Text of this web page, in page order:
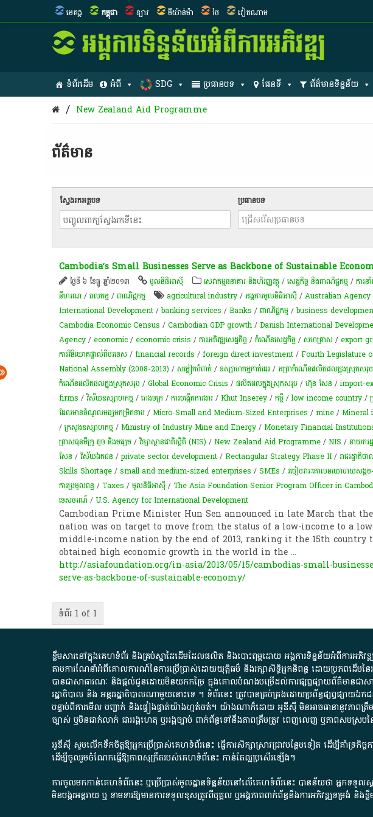
មេគង្គ កម្ពុជា ឡាវ មីយ៉ាន់ម៉ា ថៃ វៀតណាម
ទំព័រដើម អំពី SDG ប្រធានបទ ផែនទី ព័ត៌មានទិន្នន័យ
/ New Zealand Aid Programme
ព័ត៌មាន​
ស្វែងរកអត្ថបទ ប្រធានបទ
Cambodia’s Small Businesses Serve as Backbone of Sustainable
ថ្ងៃទី ៦ ខែធ្នូ ឆ្នាំ២០១៣ មូល​និ​ធិ​អាស៊ី​ សេវាកម្មធនាគារ និងហិរញ្ញវត្ថុ/សេដ្ឋកិច្ច និងពាណិជ្ជកម្ម/ការ
នីហរណ /ពល​កម្ម/ពាណិជ្ជកម្ម agricultural industry/អង្គការ​មូលនិធិ​អាស៊ី/Australian
International Development/banking services /Banks /ពាណិជ្ជកម្ម/business
Cambodia Economic Census /Cambodian GDP growth/Danish International
Agency/ economic/ economic crisis /ការ​អភិវឌ្ឍ​សេដ្ឋកិច្ច/កំណើន​សេដ្ឋកិច្ច/សហគ្រាស/ export
ការវិនិយោគផ្ទាល់ពីបរទេស/financial records /foreign direct investment/Fourth Legislature
National Assembly (2008-2013) /សម្លៀកបំពាក់/ឧស្សាហកម្មកាត់ដេរ/អត្រា​កំណើន​ផលិតផល​ក្នុង​ស្រុក​សរុ
កំណើនផលិតផលក្នុងស្រុកសរុប/Global Economic Crisis /ផលិតផលក្នុងស្រុកសរុប/ហ៊ុន សែន /import-
firms /វិស័យឧស្សាហកម្ម/​រោងចក្រ/ការបង្កើតការងារ/Khut Inserey/កម្ចី​/low income country/
ដែលមានចំណូលមធ្យមកម្រិតទាប/Micro-Small and Medium-Sized Enterprises /mine/Mineral
/ក្រសួងឧស្សាហកម្ម/Ministry of Industry Mine and Energy/Monetary Financial
គ្រាស​ធុន​មីក្រូ​ តូច​ និង​មធ្យម​/វិទ្យាស្ថានជាតិស្ថិតិ (NIS) /New Zealand Aid Programme/NIS /នាយករដ្
សែន /វិស័យ​ឯកជន​ /private sector development/Rectangular Strategy Phase II/រាជរដ្ឋាភិប
Skills Shortage/small and medium-sized enterprises /SMEs /របៀប​វារៈ​គោល​នយោបាយ​សង្គម​-​
ការប្រមូល​ពន្ធ​ /Taxes /មូល​និ​ធិ​អាស៊ី​/The Asia Foundation Senior Program Officer in
ទេសចរណ៍/U.S. Agency for International Development
Cambodian Prime Minister Hun Sen announced in late March that the
nation was on target to move from the status of a low-income to a
middle-income nation by the end of 2013, ranking it the 15th country
obtained high economic growth in the world in the ...
http://asiafoundation.org/in-asia/2013/05/15/cambodias-small-
serve-as-backbone-of-sustainable-economy/
ទំព័រ 1 of 1
ខ្លឹមសារ​នៅ​ក្នុង​គេហទំព័រ និង​គ្រប់​ស្នា​ដៃ​ដើម​ដែល​ផលិត​ និង​បោះពុម្ព​ដោយ​ អង្គការ​ទិន្នន័យ​អំពី​ការអភិវឌ្
តាមការ​ណែនាំ​អំពី​គោលការណ៍​នៃ​ការ​ប្រើប្រាស់​ដោយ​យុត្តិធម៌​ និង​រក្សាសិទ្ធិអ្នកនិពន្ធ ដោយ​ប្រភពដើ
បានជា​សាធារណៈ​ និង​ផ្តល់​ជូន​ដោយ​មិន​យក​កម្រៃ​ ក្នុង​គោលបំណង​បម្រើ​ដល់ការ​ផ្សព្វផ្សាយ​ព័ត៌មាន​ជា​សា
រដ្ឋាភិបាល​ និង ​អន្តររដ្ឋាភិបាល​ណាមួយ​នោះ​ទេ ​។​ ទំព័រ​នេះ​ ត្រូវ​បាន​គ្រប់គ្រង​ដោយ​ប្រព័ន្ធ​ផ្សព្
បន្ទាប់​ពី​ការ​មើល​ បញ្ជាក់​ និង​ផ្ទៀងផ្ទាត់​យ៉ាង​ហ្មត់ចត់​។​ យ៉ាងណា​ក៏​ដោយ​ អូ​ឌី​ស៊ី​ មិន​អាច​ធានា​នូវ​ភាព​ត្
ច្បាស់​ ឬ​មិន​ជាក់លាក់​ ជា​អង្គហេតុ​ ឬ​អង្គច្បាប់​ ពាក់ព័ន្ធ​ទៅ​នឹង​ភាព​ត្រឹមត្រូវ​ ពេញលេញ​ ឬ​ភាព​សម​ស្
អូឌីស៊ី សូមលើកទឹកចិត្តឱ្យអ្នកប្រើប្រាស់គេហទំព័រនេះ ធ្វើការសិក្សាស្រាវជ្រាវបន្ថែមទៀត ដើម្បីគាំទ្រ
ដើម្បីចូលរួមចំណែកធ្វើឱ្យភាពសុក្រឹតរបស់គេហទំព័នេះ កាន់តែល្អប្រសើរឡើង។
ការចូលមកកាន់គេហទំព័រនេះ ឬប្រើប្រាស់មូលដ្ឋានទិន្នន័យនៅលើគេហទំព័រនេះ បានន័យថា អ្នកទទួ
មិនបង្ករអន្តរាយ ឬ ទាមទារ​ឱ្យមានការទទួលខុស​ត្រូវពីបុគ្គល ឬអង្គភាពពាក់ព័ន្ធនឹងការអភិវឌ្ឍទម្រង់